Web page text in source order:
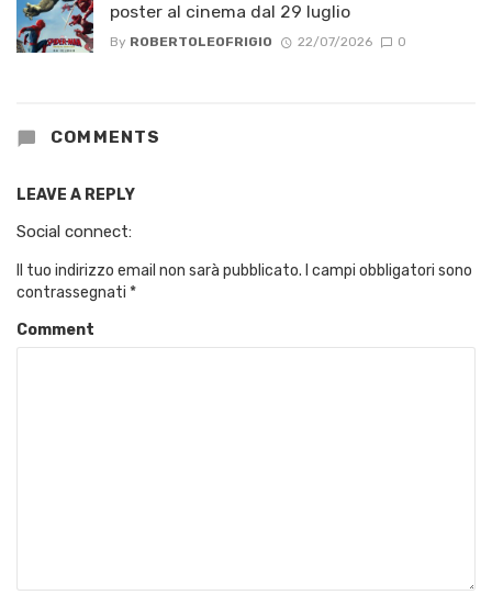
poster al cinema dal 29 luglio
By ROBERTOLEOFRIGIO 22/07/2026 0
COMMENTS
LEAVE A REPLY
Social connect:
Il tuo indirizzo email non sarà pubblicato. I campi obbligatori sono
contrassegnati *
Comment